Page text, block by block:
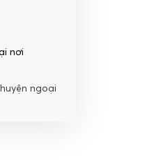
nơi
ngoại